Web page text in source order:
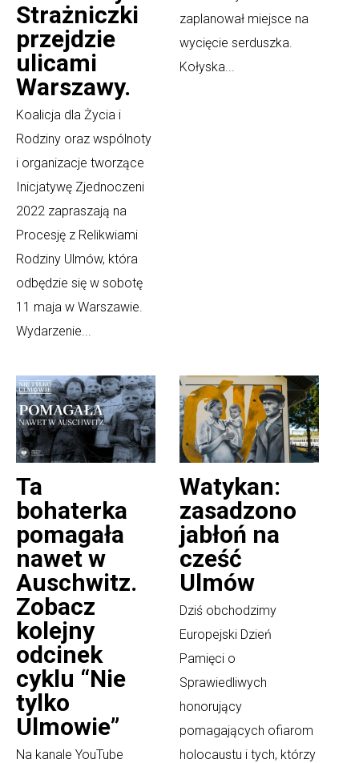
Strażniczki
przejdzie
ulicami
Warszawy.
Koalicja dla Życia i
Rodziny oraz wspólnoty
i organizacje tworzące
Inicjatywę Zjednoczeni
2022 zapraszają na
Procesję z Relikwiami
Rodziny Ulmów, która
odbędzie się w sobotę
11 maja w Warszawie.
Wydarzenie...
zaplanował miejsce na
wycięcie serduszka.
Kołyska...
Ta
bohaterka
pomagała
nawet w
Auschwitz.
Zobacz
kolejny
odcinek
cyklu “Nie
tylko
Ulmowie”
Na kanale YouTube
Watykan:
zasadzono
jabłoń na
cześć
Ulmów
Dziś obchodzimy
Europejski Dzień
Pamięci o
Sprawiedliwych
honorujący
pomagających ofiarom
holocaustu i tych, którzy